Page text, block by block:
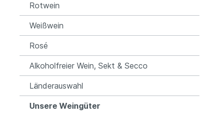
Rotwein
Weißwein
Rosé
Alkoholfreier Wein, Sekt & Secco
Länderauswahl
Unsere Weingüter